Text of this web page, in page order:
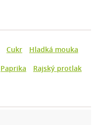
Cukr
Hladká mouka
Paprika
Rajský protlak